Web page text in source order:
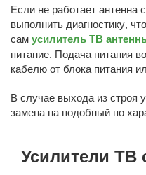
Если не работает антенна
выполнить диагностику,
самусилитель ТВ
питание. Подача питания
кабелю от блока питания
В случае выхода из строя
замена на подобный по
Усилители ТВ